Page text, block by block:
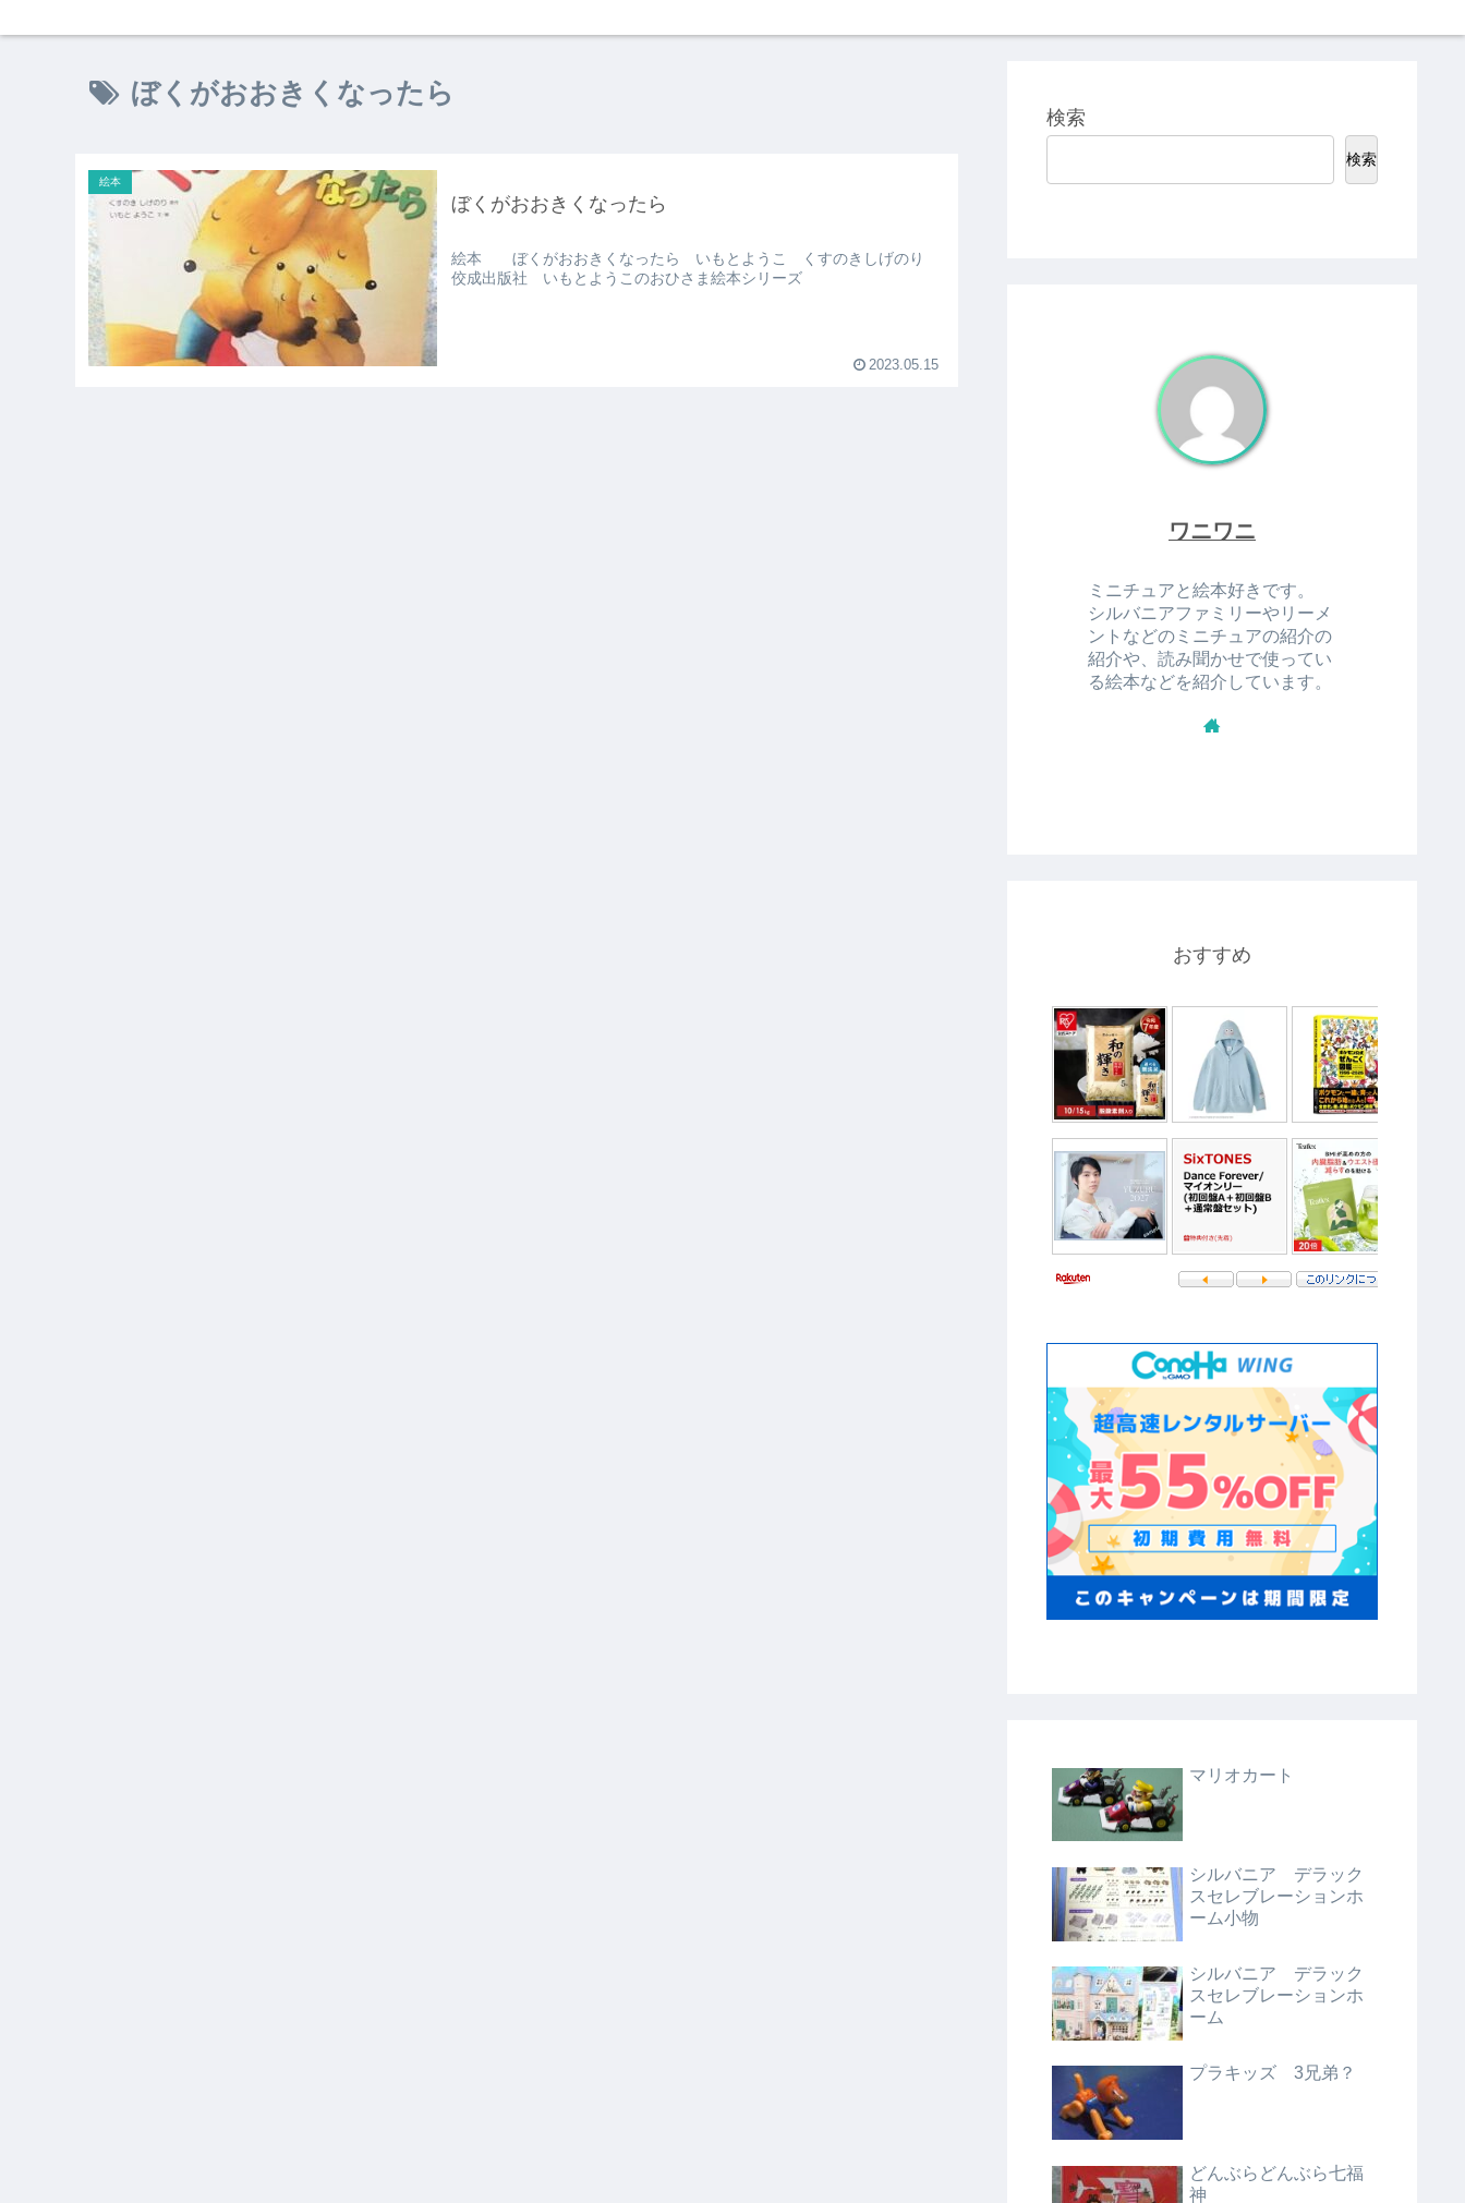
ぼくがおおきくなったら
絵本
ぼくがおおきくなったら
絵本 ぼくがおおきくなったら いもとようこ くすのきしげのり
佼成出版社 いもとようこのおひさま絵本シリーズ
2023.05.15
検索
検索
ワニワニ
ミニチュアと絵本好きです。
シルバニアファミリーやリーメ
ントなどのミニチュアの紹介の
紹介や、読み聞かせで使ってい
る絵本などを紹介しています。
おすすめ
マリオカート
シルバニア デラック
スセレブレーションホ
ーム小物
シルバニア デラック
スセレブレーションホ
ーム
プラキッズ 3兄弟？
どんぶらどんぶら七福
神